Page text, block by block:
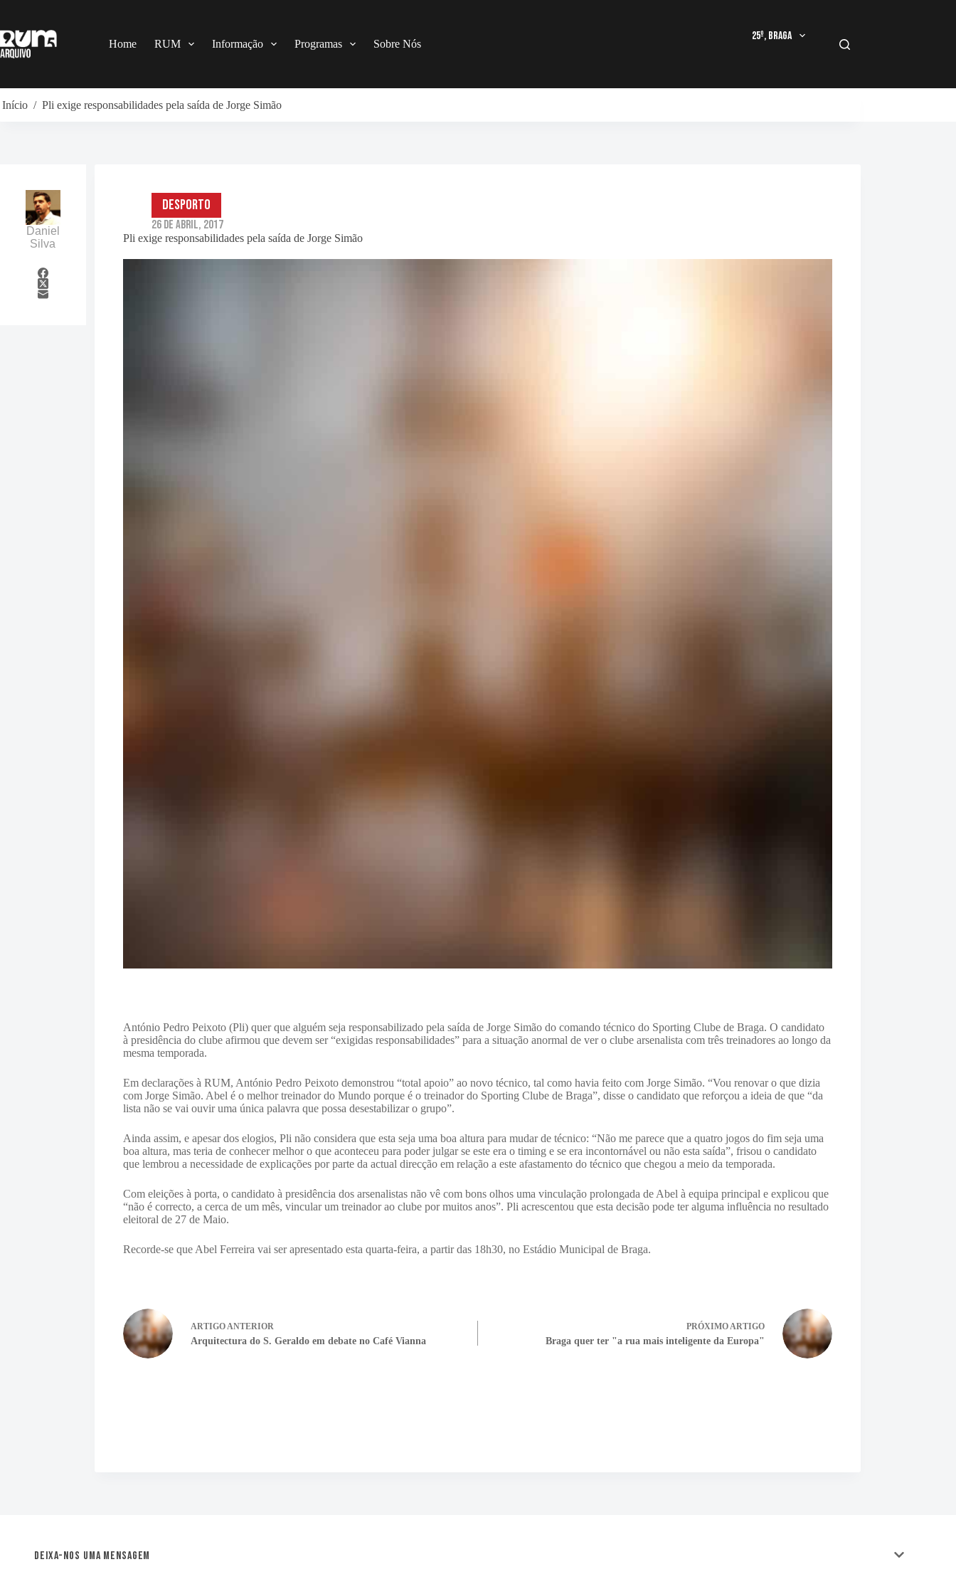
o
conteúdo
Home RUM Informação Programas Sobre Nós
25º, Braga
Início / Pli exige responsabilidades pela saída de Jorge Simão
Pli exige responsabilidades pela saída de Jorge Simão
Desporto
26 de Abril, 2017
António Pedro Peixoto (Pli) quer que alguém seja responsabilizado pela saída de Jorge Simão do comando técnico do Sporting Clube de Braga. O candidato
à presidência do clube afirmou que devem ser “exigidas responsabilidades” para a situação anormal de ver o clube arsenalista com três treinadores ao longo da
mesma temporada.
Em declarações à RUM, António Pedro Peixoto demonstrou “total apoio” ao novo técnico, tal como havia feito com Jorge Simão. “Vou renovar o que dizia
com Jorge Simão. Abel é o melhor treinador do Mundo porque é o treinador do Sporting Clube de Braga”, disse o candidato que reforçou a ideia de que “da
lista não se vai ouvir uma única palavra que possa desestabilizar o grupo”.
Ainda assim, e apesar dos elogios, Pli não considera que esta seja uma boa altura para mudar de técnico: “Não me parece que a quatro jogos do fim seja uma
boa altura, mas teria de conhecer melhor o que aconteceu para poder julgar se este era o timing e se era incontornável ou não esta saída”, frisou o candidato
que lembrou a necessidade de explicações por parte da actual direcção em relação a este afastamento do técnico que chegou a meio da temporada.
Com eleições à porta, o candidato à presidência dos arsenalistas não vê com bons olhos uma vinculação prolongada de Abel à equipa principal e explicou que
“não é correcto, a cerca de um mês, vincular um treinador ao clube por muitos anos”. Pli acrescentou que esta decisão pode ter alguma influência no resultado
eleitoral de 27 de Maio.
Recorde-se que Abel Ferreira vai ser apresentado esta quarta-feira, a partir das 18h30, no Estádio Municipal de Braga.
ARTIGOANTERIOR
Arquitectura do S. Geraldo em debate no Café Vianna
PRÓXIMOARTIGO
Braga quer ter "a rua mais inteligente da Europa"
Daniel
Silva
Deixa-nos uma mensagem